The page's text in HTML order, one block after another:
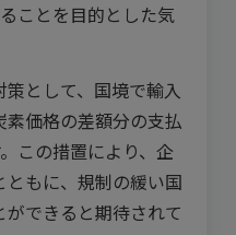
ことを目的とした気
して、国境で輸入
価格の差額分の支払
この措置により、企
もに、規制の緩い国
できると期待されて